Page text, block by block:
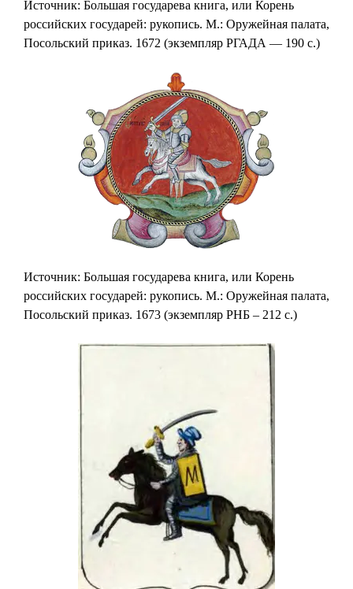
Источник: Большая государева книга, или Корень
российских государей: рукопись. М.: Оружейная палата,
Посольский приказ. 1672 (экземпляр РГАДА — 190 с.)
Источник: Большая государева книга, или Корень
российских государей: рукопись. М.: Оружейная палата,
Посольский приказ. 1673 (экземпляр РНБ – 212 с.)